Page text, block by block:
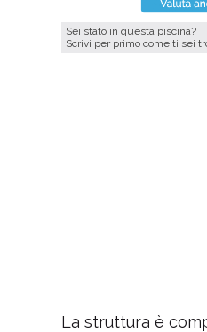
Sei stato in questa piscina?
Scrivi per primo come ti sei
La struttura è